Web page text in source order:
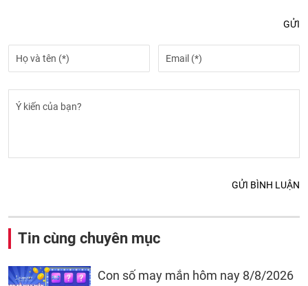
GỬI
GỬI BÌNH LUẬN
Tin cùng chuyên mục
Con số may mắn hôm nay 8/8/2026